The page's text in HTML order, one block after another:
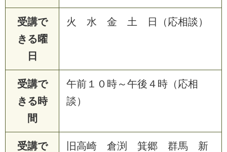
受講で
きる曜
日
火 水 金 土 日（応相談）
受講で
きる時
間
午前１０時～午後４時（応相
談）
受講で
旧高崎 倉渕 箕郷 群馬 新